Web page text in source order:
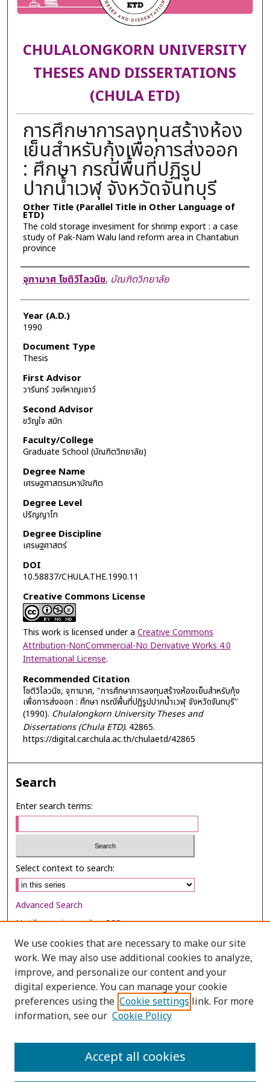
CHULALONGKORN UNIVERSITY
THESES AND DISSERTATIONS
(CHULA ETD)
การศึกษาการลงทุนสร้างห้อง
เย็นสำหรับกุ้งเพื่อการส่งออก
: ศึกษา กรณีพื้นที่ปฏิรูป
ปากน้ำเวฬุ จังหวัดจันทบุรี
Other Title (Parallel Title in Other Language of
ETD)
The cold storage invesiment for shrimp export : a case
study of Pak-Nam Walu land reform area in Chantaburi
province
Author
จุฑามาศ โชติวิไลวนิช, บัณฑิตวิทยาลัย
Year (A.D.)
1990
Document Type
Thesis
First Advisor
วารินทร์ วงศ์หาญเชาว์
Second Advisor
ขวัญใจ สมิท
Faculty/College
Graduate School (บัณฑิตวิทยาลัย)
Degree Name
เศรษฐศาสตรมหาบัณฑิต
Degree Level
ปริญญาโท
Degree Discipline
เศรษฐศาสตร์
DOI
10.58837/CHULA.THE.1990.11
Creative Commons License
This work is licensed under a Creative Commons
Attribution-NonCommercial-No Derivative Works 4.0
International License.
Recommended Citation
โชติวิไลวนิช, จุฑามาศ, "การศึกษาการลงทุนสร้างห้องเย็นสำหรับกุ้ง
เพื่อการส่งออก : ศึกษา กรณีพื้นที่ปฏิรูปปากน้ำเวฬุ จังหวัดจันทบุรี"
(1990). Chulalongkorn University Theses and
Dissertations (Chula ETD). 42865.
https://digital.car.chula.ac.th/chulaetd/42865
Search
Enter search terms:
Select context to search:
Advanced Search
Notify me via email orRSS
Browse
Collections
Disciplines
Authors
We use cookies that are necessary to make our site
work. We may also use additional cookies to analyze,
improve, and personalize our content and your
digital experience. You can manage your cookie
preferences using the Cookie settings link. For more
information, see our Cookie Policy
Accept all cookies